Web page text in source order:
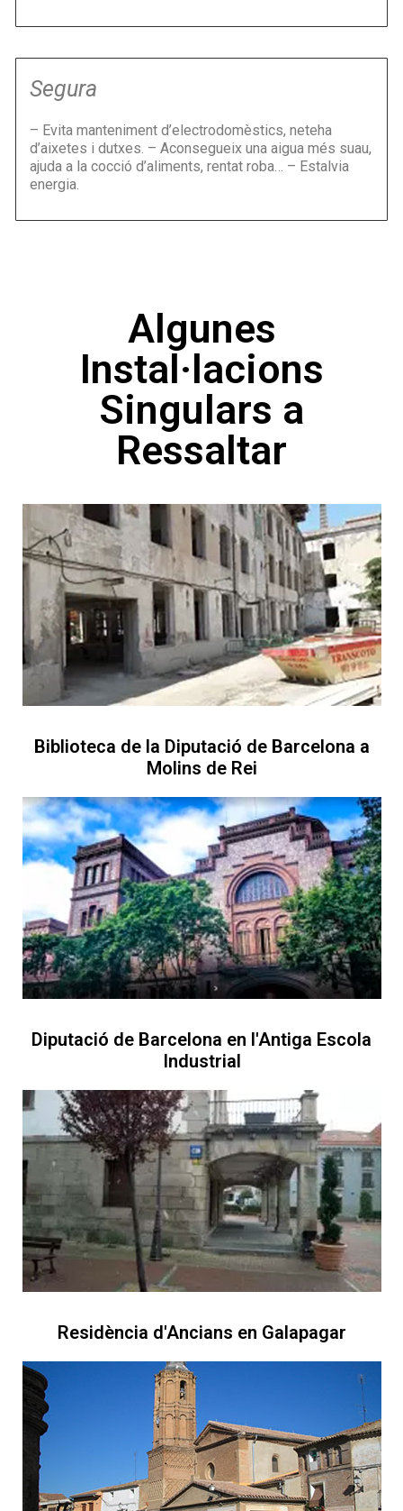
Segura
– Evita manteniment d’electrodomèstics, neteha
d’aixetes i dutxes. – Aconsegueix una aigua més suau,
ajuda a la cocció d’aliments, rentat roba… – Estalvia
energia.
Algunes
Instal·lacions
Singulars a
Ressaltar
Biblioteca de la Diputació de Barcelona a
Molins de Rei
Diputació de Barcelona en l'Antiga Escola
Industrial
Residència d'Ancians en Galapagar